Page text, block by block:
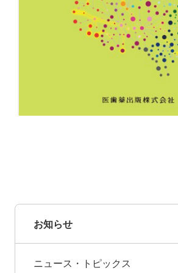
お知らせ
ニュース・トピックス